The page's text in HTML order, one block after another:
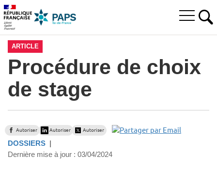
Aller
la
Aller
au
menu
Aller
au
contenu
Ouvrir
ARTICLE
Procédure de choix
de stage
Autoriser Autoriser Autoriser
DOSSIERS
Dernière mise à jour : 03/04/2024